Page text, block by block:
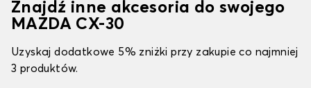
Znajdź inne akcesoria do swojego
MAZDA CX-30
Uzyskaj dodatkowe 5% zniżki przy zakupie co najmniej
3 produktów.